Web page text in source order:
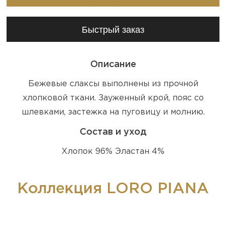
Быстрый заказ
Описание
Бежевые слаксы выполнены из прочной
хлопковой ткани. Зауженный крой, пояс со
шлевками, застежка на пуговицу и молнию.
Состав и уход
Хлопок 96% Эластан 4%
Коллекция LORO PIANA